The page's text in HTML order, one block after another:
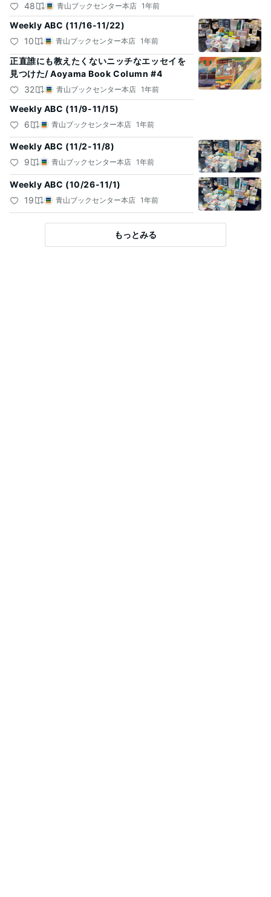
48
青山ブックセンター本店 1年前
Weekly ABC (11/16-11/22)
10
青山ブックセンター本店 1年前
正直誰にも教えたくないニッチなエッセイを
見つけた/ Aoyama Book Column #4
32
青山ブックセンター本店 1年前
Weekly ABC (11/9-11/15)
6
青山ブックセンター本店 1年前
Weekly ABC (11/2-11/8)
9
青山ブックセンター本店 1年前
Weekly ABC (10/26-11/1)
19
青山ブックセンター本店 1年前
もっとみる